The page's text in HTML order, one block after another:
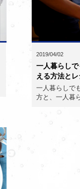
2019/04/02
一人暮らし
える方法と
一人暮らしで
方と、一人暮